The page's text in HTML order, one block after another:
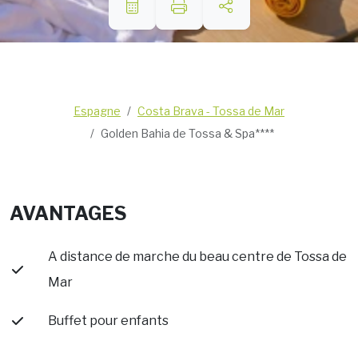
Espagne
Costa Brava - Tossa de Mar
Golden Bahia de Tossa & Spa****
AVANTAGES
A distance de marche du beau centre de Tossa de
Mar
Buffet pour enfants